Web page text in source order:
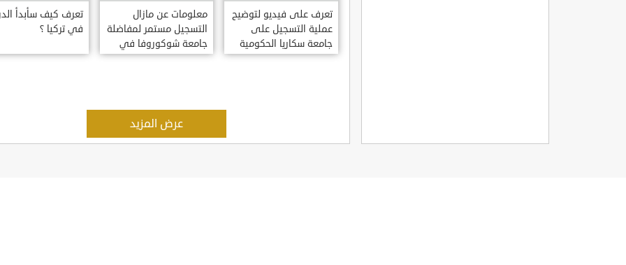
تعرف على فيديو لتوضيح
عملية التسجيل على
جامعة سكاريا الحكومية
في تركيا
معلومات عن مازال
التسجيل مستمر لمفاضلة
جامعة شوكوروفا في
اضنة تركيا للطلاب العرب
تعرف كيف سأبدأ
في تركيا ؟
عرض المزيد